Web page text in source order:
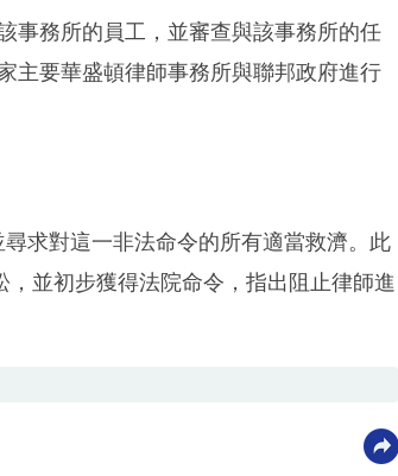
事務所的員工，並審查與該事務所的任
主要華盛頓律師事務所與聯邦政府進行
求對這一非法命令的所有適當救濟。此
並初步獲得法院命令，指出阻止律師進